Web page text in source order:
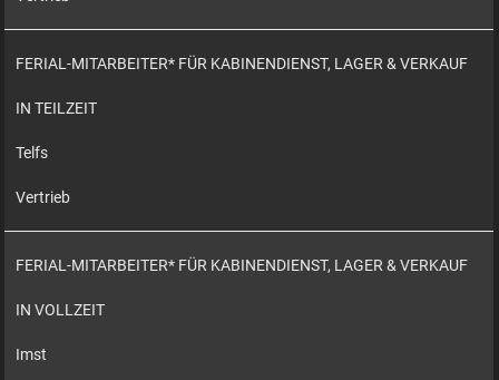
FERIAL-MITARBEITER* FÜR KABINENDIENST, LAGER & VERKAUF
IN TEILZEIT
Telfs
Vertrieb
FERIAL-MITARBEITER* FÜR KABINENDIENST, LAGER & VERKAUF
IN VOLLZEIT
Imst